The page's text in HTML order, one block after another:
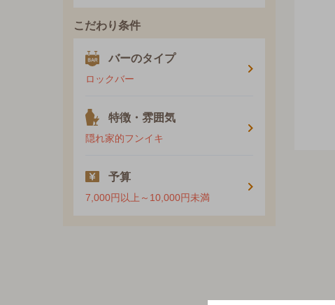
こだわり条件
バーのタイプ
ロックバー
特徴・雰囲気
隠れ家的フンイキ
予算
7,000円以上～10,000円未満